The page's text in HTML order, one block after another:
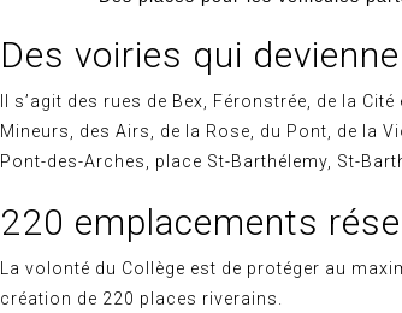
Des voiries qui
Il s’agit des rues de Bex, Féronstrée, de la
Mineurs, des Airs, de la Rose, du Pont, de la
Pont-des-Arches, place St-Barthélemy, St-
220 emplacements
La volonté du Collège est de protéger au
création de 220 places riverains.